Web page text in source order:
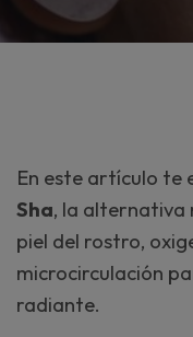
En este artículo te
Sha, la alternativa
piel del rostro,
microcirculación
radiante.